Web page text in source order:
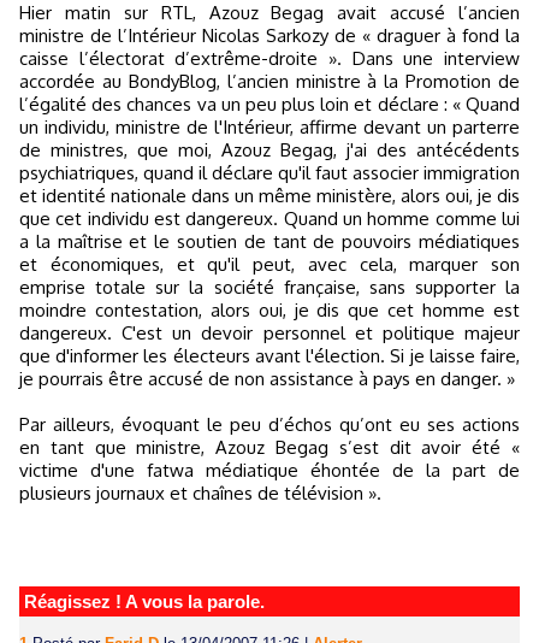
Hier matin sur RTL, Azouz Begag avait accusé l’ancien
ministre de l’Intérieur Nicolas Sarkozy de « draguer à fond la
caisse l’électorat d’extrême-droite ». Dans une interview
accordée au BondyBlog, l’ancien ministre à la Promotion de
l’égalité des chances va un peu plus loin et déclare : « Quand
un individu, ministre de l'Intérieur, affirme devant un parterre
de ministres, que moi, Azouz Begag, j'ai des antécédents
psychiatriques, quand il déclare qu'il faut associer immigration
et identité nationale dans un même ministère, alors oui, je dis
que cet individu est dangereux. Quand un homme comme lui
a la maîtrise et le soutien de tant de pouvoirs médiatiques
et économiques, et qu'il peut, avec cela, marquer son
emprise totale sur la société française, sans supporter la
moindre contestation, alors oui, je dis que cet homme est
dangereux. C'est un devoir personnel et politique majeur
que d'informer les électeurs avant l'élection. Si je laisse faire,
je pourrais être accusé de non assistance à pays en danger. »
Par ailleurs, évoquant le peu d’échos qu’ont eu ses actions
en tant que ministre, Azouz Begag s’est dit avoir été «
victime d'une fatwa médiatique éhontée de la part de
plusieurs journaux et chaînes de télévision ».
Réagissez ! A vous la parole.